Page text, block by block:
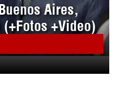
Aires,
+Video)